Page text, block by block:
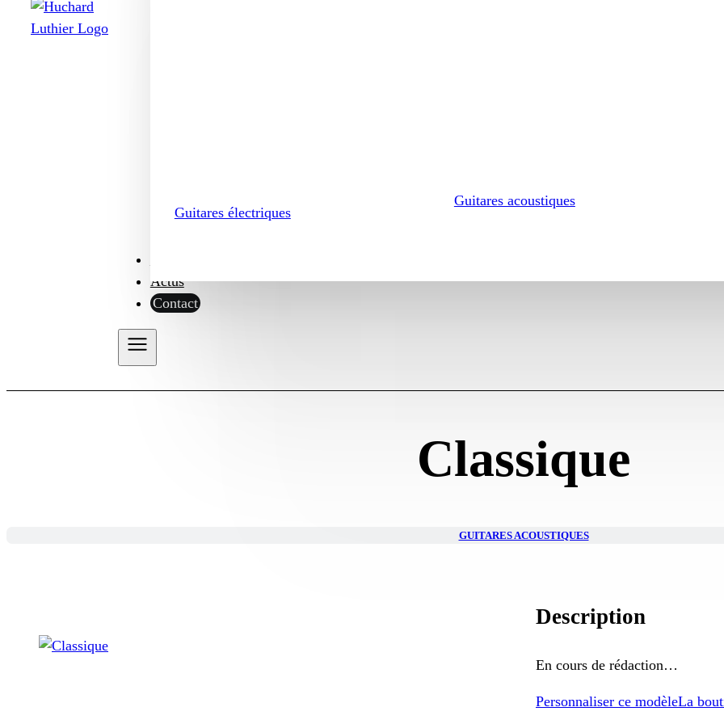
Guitares électriques
Guitares acoustiques
Actus
Contact
Classique
GUITARES ACOUSTIQUES
Description
En cours de rédaction…
Personnaliser ce modèleLa